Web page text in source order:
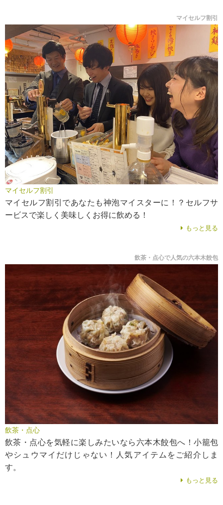
マイセルフ割引
マイセルフ割引
マイセルフ割引であなたも神泡マイスターに！？セルフサ
ービスで楽しく美味しくお得に飲める！
もっと見る
飲茶・点心で人気の六本木餃包
飲茶・点心
飲茶・点心を気軽に楽しみたいなら六本木餃包へ！小籠包
やシュウマイだけじゃない！人気アイテムをご紹介しま
す。
もっと見る